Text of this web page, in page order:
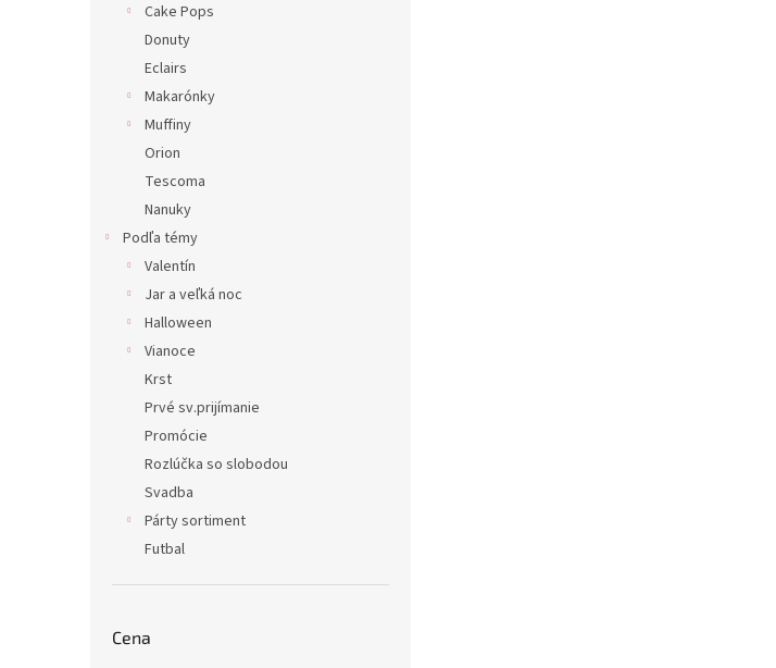
Cake Pops
Donuty
Eclairs
Makarónky
Muffiny
Orion
Tescoma
Nanuky
Podľa témy
Valentín
Jar a veľká noc
Halloween
Vianoce
Krst
Prvé sv.prijímanie
Promócie
Rozlúčka so slobodou
Svadba
Párty sortiment
Futbal
Cena